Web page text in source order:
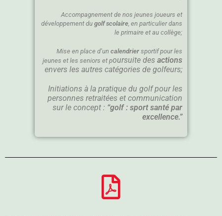
Accompagnement de nos jeunes joueurs et
développement du golf scolaire, en particulier dans
le primaire et au collège;
Mise en place d’un calendrier sportif pour les
jeunes et les seniors et poursuite des actions
envers les autres catégories de golfeurs;
Initiations à la pratique du golf pour les
personnes retraitées et communication
sur le concept : “golf : sport santé par
excellence.”